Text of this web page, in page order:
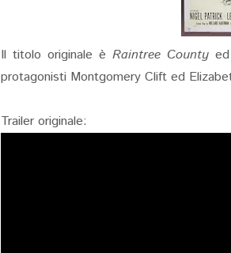
Il titolo originale è Raintree County
protagonisti Montgomery Clift ed
Trailer originale: